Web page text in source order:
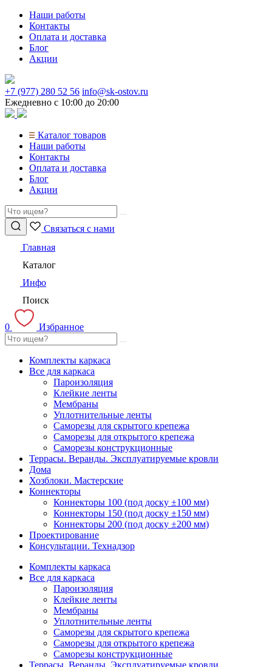
Перейти
содержимому
Наши работы
Контакты
Оплата и доставка
Блог
Акции
+7 (977) 280 52 56 info@sk-ostov.ru
Ежедневно с 10:00 до 20:00
Каталог товаров
Наши работы
Контакты
Оплата и доставка
Блог
Акции
Связаться с нами
Главная
Каталог
Инфо
Поиск
0 Избранное
Комплекты каркаса
Все для каркаса
Пароизоляция
Клейкие ленты
Мембраны
Уплотнительные ленты
Саморезы для скрытого крепежа
Саморезы для открытого крепежа
Саморезы конструкционные
Террасы. Веранды. Эксплуатируемые кровли
Дома
Хозблоки. Мастерские
Коннекторы
Коннекторы 100 (под доску ±100 мм)
Коннекторы 150 (под доску ±150 мм)
Коннекторы 200 (под доску ±200 мм)
Проектирование
Консультации. Технадзор
Комплекты каркаса
Все для каркаса
Пароизоляция
Клейкие ленты
Мембраны
Уплотнительные ленты
Саморезы для скрытого крепежа
Саморезы для открытого крепежа
Саморезы конструкционные
Террасы. Веранды. Эксплуатируемые кровли